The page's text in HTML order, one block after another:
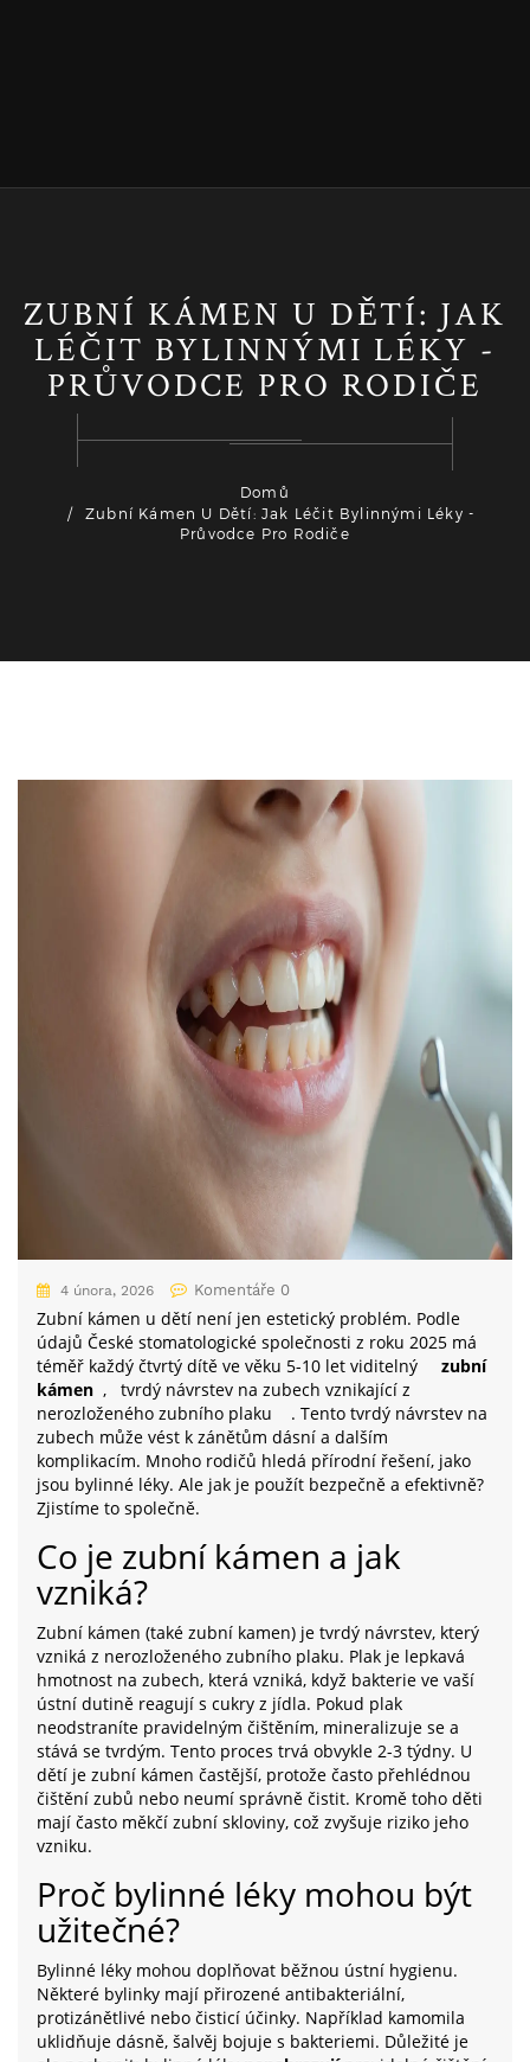
ZUBNÍ KÁMEN U DĚTÍ: JAK
LÉČIT BYLINNÝMI LÉKY -
PRŮVODCE PRO RODIČE
Domů
Zubní Kámen U Dětí: Jak Léčit Bylinnými Léky -
Průvodce Pro Rodiče
Zdraví a péče o zuby
4 února, 2026 Komentáře 0
Zubní kámen u dětí není jen estetický problém. Podle
údajů České stomatologické společnosti z roku 2025 má
téměř každý čtvrtý dítě ve věku 5-10 let viditelný
zubní
kámen ,
tvrdý návrstev na zubech vznikající z
nerozloženého zubního plaku
. Tento tvrdý návrstev na
zubech může vést k zánětům dásní a dalším
komplikacím. Mnoho rodičů hledá přírodní řešení, jako
jsou bylinné léky. Ale jak je použít bezpečně a efektivně?
Zjistíme to společně.
Co je zubní kámen a jak
vzniká?
Zubní kámen (také zubní kamen) je tvrdý návrstev, který
vzniká z nerozloženého zubního plaku. Plak je lepkavá
hmotnost na zubech, která vzniká, když bakterie ve vaší
ústní dutině reagují s cukry z jídla. Pokud plak
neodstraníte pravidelným čištěním, mineralizuje se a
stává se tvrdým. Tento proces trvá obvykle 2-3 týdny. U
dětí je zubní kámen častější, protože často přehlédnou
čištění zubů nebo neumí správně čistit. Kromě toho děti
mají často měkčí zubní skloviny, což zvyšuje riziko jeho
vzniku.
Proč bylinné léky mohou být
užitečné?
Bylinné léky mohou doplňovat běžnou ústní hygienu.
Některé bylinky mají přirozené antibakteriální,
protizánětlivé nebo čisticí účinky. Například kamomila
uklidňuje dásně, šalvěj bojuje s bakteriemi. Důležité je